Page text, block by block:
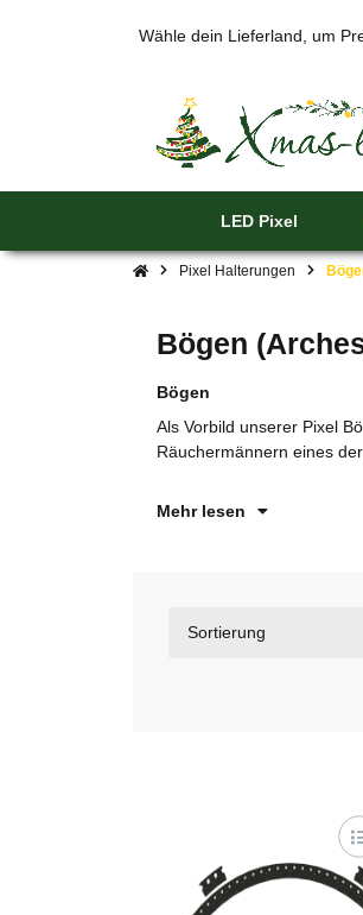
Wähle dein Lieferland, um
LED Pixel
Pixel Halterungen
Bögen
Bögen
Als Vorbild unserer Pixel
Räuchermännern eines
Mehr lesen
Sortierung